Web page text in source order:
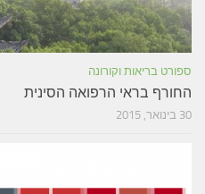
ספורט בריאות וקורונה
החורף בראי הרפואה הסינית
30 בינואר, 2015